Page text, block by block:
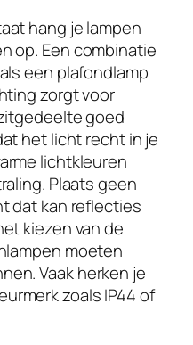
hang je lampen
op. Een combinatie
een plafondlamp
zorgt voor
goed
het licht recht in je
lichtkleuren
Plaats geen
dat kan reflecties
kiezen van de
moeten
Vaak herken je
zoals IP44 of